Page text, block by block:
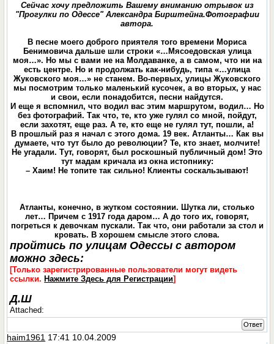
Сейчас хочу предложить Вашему вниманию отрывок из
"Прогулки по Одессе" Александра Бирштейна.Фотографии
автора.
В песне моего доброго приятеля того времени Мориса
Бенимовича дальше шли строки «…Мясоедовская улица
моя…». Но мы с вами не на Молдаванке, а в самом, что ни на
есть центре. Но и продолжать как-нибудь, типа «…улица
Жуковского моя…» не станем. Во-первых, улицы Жуковского
мы посмотрим только маленький кусочек, а во вторых, у нас
и свои, если понадобится, песни найдутся.
И еще я вспомнил, что водил вас этим маршрутом, водил… Но
без фотографий. Так что, те, кто уже гулял со мной, пойдут,
если захотят, еще раз. А те, кто еще не гулял тут, пошли, а!
В прошлый раз я начал с этого дома. 19 век. Атланты… Как вы
думаете, что тут было до революции? Те, кто знает, молчите!
Не угадали. Тут, говорят, был роскошный публичный дом! Это
тут мадам кричала из окна истопнику:
– Хаим! Не топите так сильно! Клиенты соскальзывают!
Атланты, конечно, в жутком состоянии. Шутка ли, столько
лет… Причем с 1917 года даром… А до того их, говорят,
погреться к девочкам пускали. Так что, они работали за стол и
кровать. В хорошем смысле этого слова.
пройтись по улицам Одессы с автором
можно здесь:
[Только зарегистрированные пользователи могут видеть
ссылки. Нажмите Здесь для Регистрации]
Д.Ш
Attached:
Ответ
haim1961 17:41 10.04.2009